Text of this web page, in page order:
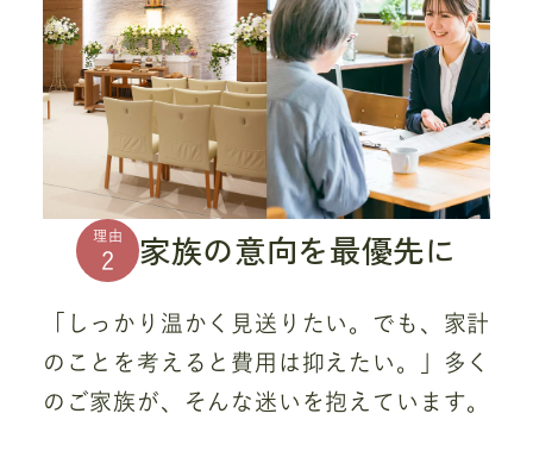
理由
2 家族の意向を最優先に
「しっかり温かく見送りたい。でも、家計
のことを考えると費用は抑えたい。」多く
のご家族が、そんな迷いを抱えています。